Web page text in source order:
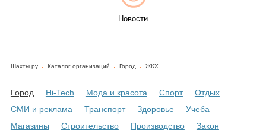
Новости
Объявления
Шахты.ру Каталог организаций Город ЖКХ
Город Hi-Tech Мода и красота Спорт
Отдых
СМИ и реклама
Транспорт Здоровье
Учеба
Магазины
Строительство Производство
Закон